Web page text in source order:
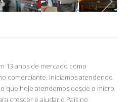
13 anos de mercado como
comerciante. Iniciamos atendendo
que hoje atendemos desde o micro
crescer e ajudar o País no